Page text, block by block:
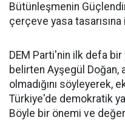
Bütünleşmenin
çerçeve yasa
DEM Parti'nin ilk defa bir
belirten Ayşegül Doğan,
olmadığını söyleyerek,
Türkiye'de demokratik
Böyle bir önemi ve